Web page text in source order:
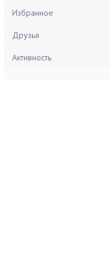
Избранное
Друзья
Активность